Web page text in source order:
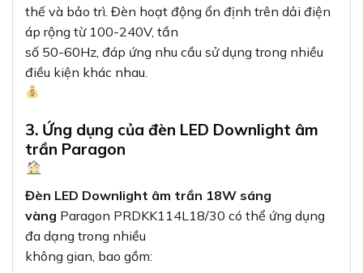
thế và bảo trì. Đèn hoạt động ổn định trên dải điện
áp rộng từ 100-240V, tần
số 50-60Hz, đáp ứng nhu cầu sử dụng trong nhiều
điều kiện khác nhau.
3. Ứng dụng của đèn LED Downlight âm
trần Paragon
Đèn LED Downlight âm trần 18W sáng
vàng Paragon PRDKK114L18/30 có thể ứng dụng
đa dạng trong nhiều
không gian, bao gồm: